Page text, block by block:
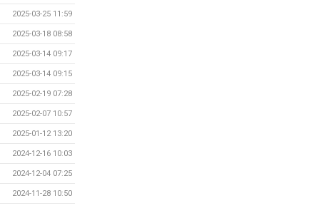
2025-03-25 11:59
2025-03-18 08:58
2025-03-14 09:17
2025-03-14 09:15
2025-02-19 07:28
2025-02-07 10:57
2025-01-12 13:20
2024-12-16 10:03
2024-12-04 07:25
2024-11-28 10:50